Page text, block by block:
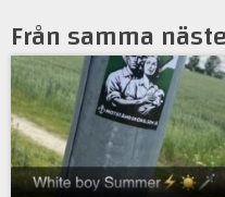
Från samma